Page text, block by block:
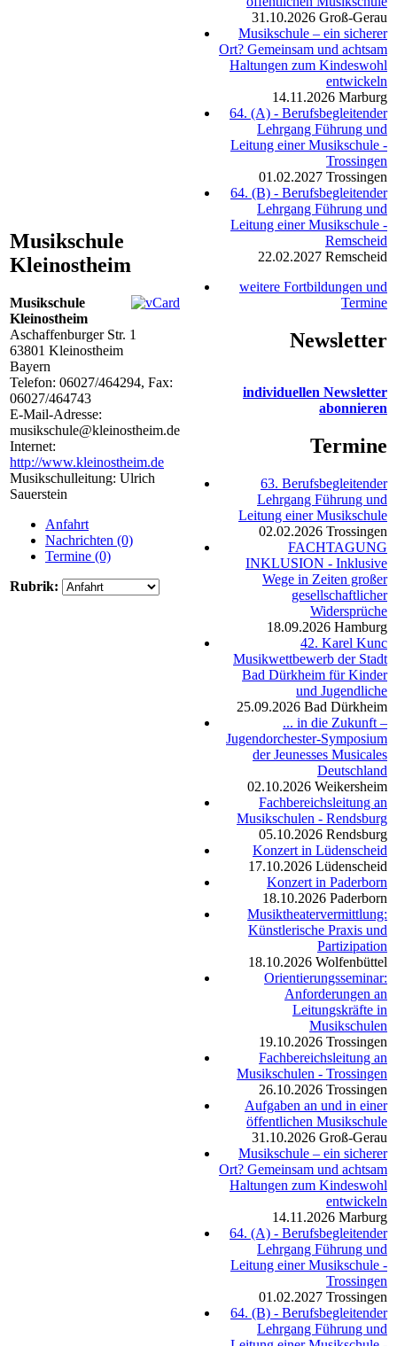
Musikschule
Kleinostheim
Musikschule
Kleinostheim
Aschaffenburger Str. 1
63801 Kleinostheim
Bayern
Telefon: 06027/464294, Fax:
06027/464743
E-Mail-Adresse:
musikschule@kleinostheim.de
Internet:
http://www.kleinostheim.de
Musikschulleitung: Ulrich
Sauerstein
Anfahrt
Nachrichten (0)
Termine (0)
Rubrik:
31.10.2026 Groß-Gerau
Musikschule – ein sicherer
Ort? Gemeinsam und achtsam
Haltungen zum Kindeswohl
entwickeln
14.11.2026 Marburg
64. (A) - Berufsbegleitender
Lehrgang Führung und
Leitung einer Musikschule -
Trossingen
01.02.2027 Trossingen
64. (B) - Berufsbegleitender
Lehrgang Führung und
Leitung einer Musikschule -
Remscheid
22.02.2027 Remscheid
weitere Fortbildungen und
Termine
Newsletter
individuellen Newsletter
abonnieren
Termine
63. Berufsbegleitender
Lehrgang Führung und
Leitung einer Musikschule
02.02.2026 Trossingen
FACHTAGUNG
INKLUSION - Inklusive
Wege in Zeiten großer
gesellschaftlicher
Widersprüche
18.09.2026 Hamburg
42. Karel Kunc
Musikwettbewerb der Stadt
Bad Dürkheim für Kinder
und Jugendliche
25.09.2026 Bad Dürkheim
... in die Zukunft –
Jugendorchester-Symposium
der Jeunesses Musicales
Deutschland
02.10.2026 Weikersheim
Fachbereichsleitung an
Musikschulen - Rendsburg
05.10.2026 Rendsburg
Konzert in Lüdenscheid
17.10.2026 Lüdenscheid
Konzert in Paderborn
18.10.2026 Paderborn
Musiktheatervermittlung:
Künstlerische Praxis und
Partizipation
18.10.2026 Wolfenbüttel
Orientierungsseminar:
Anforderungen an
Leitungskräfte in
Musikschulen
19.10.2026 Trossingen
Fachbereichsleitung an
Musikschulen - Trossingen
26.10.2026 Trossingen
Aufgaben an und in einer
öffentlichen Musikschule
31.10.2026 Groß-Gerau
Musikschule – ein sicherer
Ort? Gemeinsam und achtsam
Haltungen zum Kindeswohl
entwickeln
14.11.2026 Marburg
64. (A) - Berufsbegleitender
Lehrgang Führung und
Leitung einer Musikschule -
Trossingen
01.02.2027 Trossingen
64. (B) - Berufsbegleitender
Lehrgang Führung und